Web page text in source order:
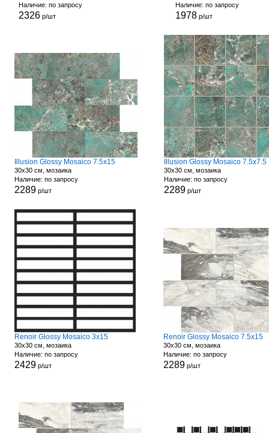
Наличие: по запросу
2326р/шт
Наличие: по запросу
1978р/шт
Illusion Glossy Mosaico 7.5x15
30x30 см, мозаика
Наличие: по запросу
2289р/шт
Illusion Glossy Mosaico 7.5x7.5
30x30 см, мозаика
Наличие: по запросу
2289р/шт
Renoir Glossy Mosaico 3x15
30x30 см, мозаика
Наличие: по запросу
2429 р/шт
Renoir Glossy Mosaico 7.5x15
30x30 см, мозаика
Наличие: по запросу
2289 р/шт